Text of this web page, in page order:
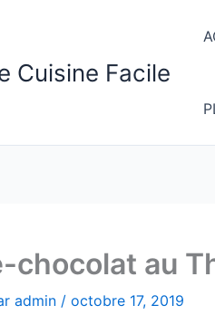
Cuisine Facile
chocolat au
admin / octobre 17, 2019